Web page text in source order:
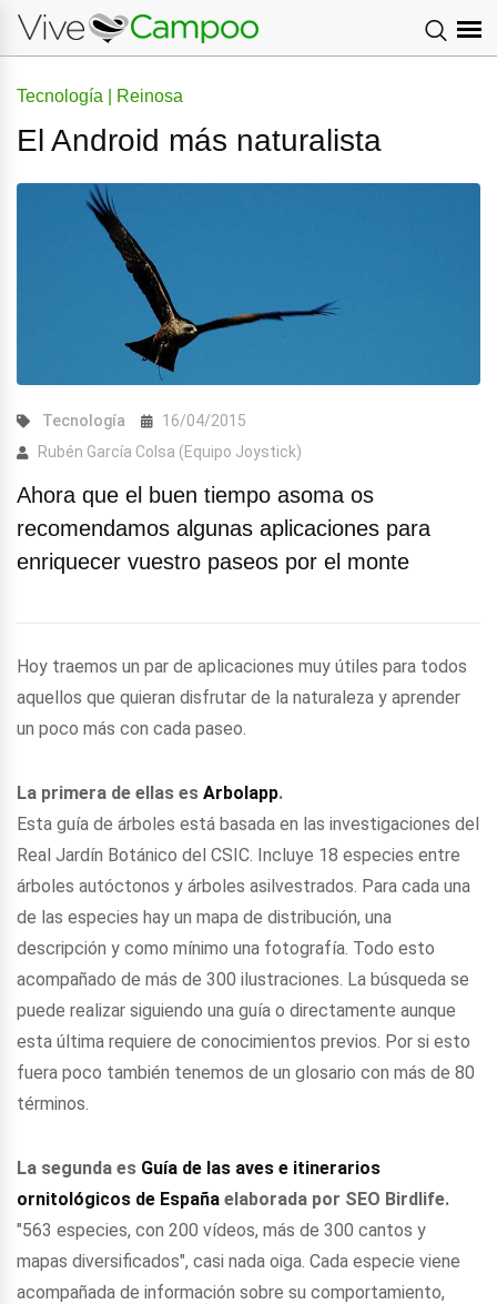
Tecnología | Reinosa
El Android más naturalista
Tecnología
16/04/2015
Rubén García Colsa (Equipo Joystick)
Ahora que el buen tiempo asoma os
recomendamos algunas aplicaciones para
enriquecer vuestro paseos por el monte
Hoy traemos un par de aplicaciones muy útiles para todos
aquellos que quieran disfrutar de la naturaleza y aprender
un poco más con cada paseo.
La primera de ellas es Arbolapp.
Esta guía de árboles está basada en las investigaciones del
Real Jardín Botánico del CSIC. Incluye 18 especies entre
árboles autóctonos y árboles asilvestrados. Para cada una
de las especies hay un mapa de distribución, una
descripción y como mínimo una fotografía. Todo esto
acompañado de más de 300 ilustraciones. La búsqueda se
puede realizar siguiendo una guía o directamente aunque
esta última requiere de conocimientos previos. Por si esto
fuera poco también tenemos de un glosario con más de 80
términos.
La segunda es Guía de las aves e itinerarios
ornitológicos de España elaborada por SEO Birdlife.
"563 especies, con 200 vídeos, más de 300 cantos y
mapas diversificados", casi nada oiga. Cada especie viene
acompañada de información sobre su comportamiento,